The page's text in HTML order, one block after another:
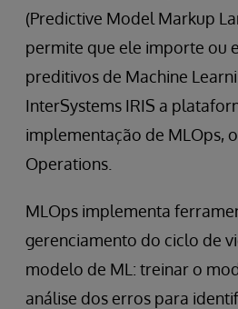
(Predictive Model Markup
permite que ele importe ou
preditivos de Machine
InterSystems IRIS a
implementação de MLOps,
Operations.
MLOps implementa
gerenciamento do ciclo de
modelo de ML: treinar o
análise dos erros para